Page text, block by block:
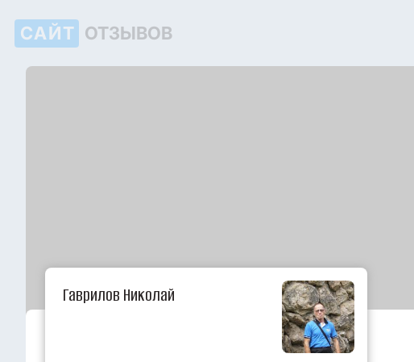
САЙТ ОТЗЫВОВ
Гаврилов Николай